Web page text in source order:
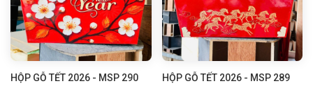
HỘP GỖ TẾT 2026 - MSP 290 HỘP GỖ TẾT 2026 - MSP 289